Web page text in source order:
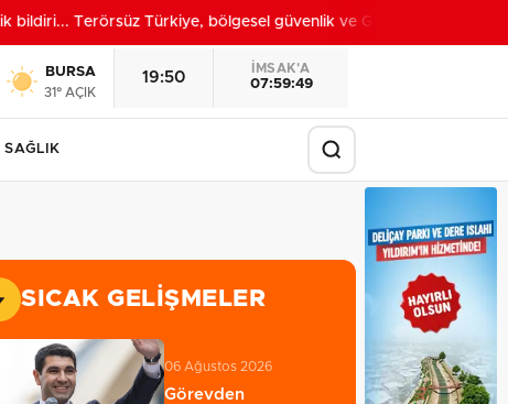
Terörsüz Türkiye, bölgesel güvenlik ve Gazze mesajı
BURSA
31° AÇIK
19:50
İMSAK'A
07:59:47
SAĞLIK
SICAK GELIŞMELER
06 Ağustos 2026
Görevden